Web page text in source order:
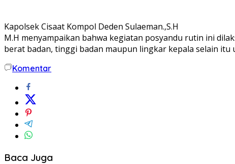
Kapolsek Cisaat Kompol Deden Sulaeman.,S.H
M.H menyampaikan bahwa kegiatan posyandu rutin ini
berat badan, tinggi badan maupun lingkar kepala selain
Komentar
Baca Juga